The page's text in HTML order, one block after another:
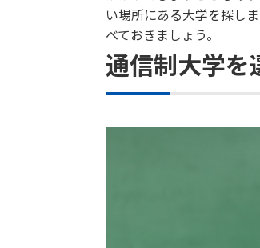
い場所にある大学を探し
べておきましょう。
通信制大学を